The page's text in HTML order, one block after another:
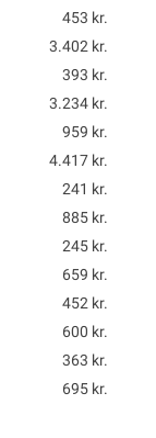
453 kr.
3.402 kr.
393 kr.
3.234 kr.
959 kr.
4.417 kr.
241 kr.
885 kr.
245 kr.
659 kr.
452 kr.
600 kr.
363 kr.
695 kr.